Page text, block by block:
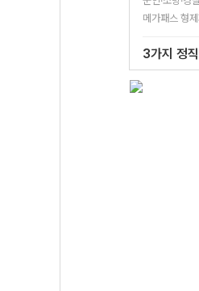
메가패스 형
3가지 정